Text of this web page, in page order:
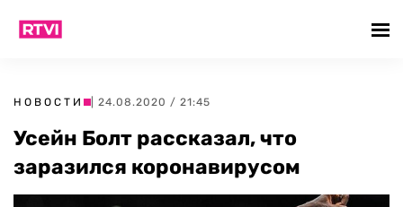
НОВОСТИ | 24.08.2020 / 21:45
Усейн Болт рассказал, что
заразился коронавирусом